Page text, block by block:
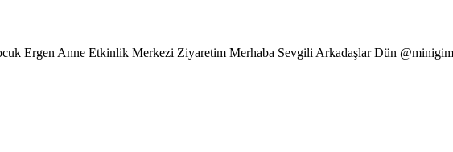
Ergen Anne Etkinlik Merkezi Ziyaretim Merhaba Sevgili Arkadaşlar Dün